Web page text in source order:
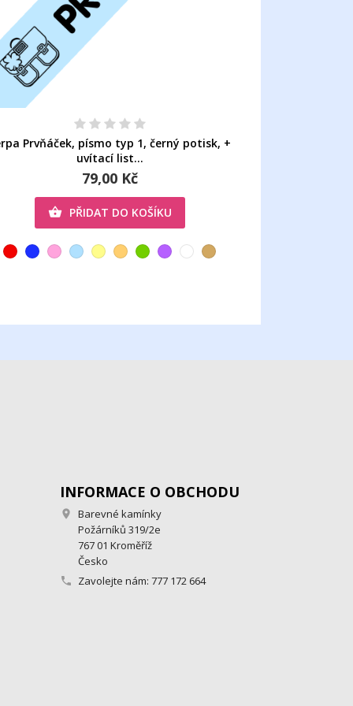
Prvňáček, písmo typ 1, černý potisk, +
uvítací list...
79,00 Kč
 PŘIDAT DO KOŠÍKU
INFORMACE O OBCHODU

Barevné kamínky
Požárníků 319/2e
767 01 Kroměříž
Česko
 Zavolejte nám: 777 172 664